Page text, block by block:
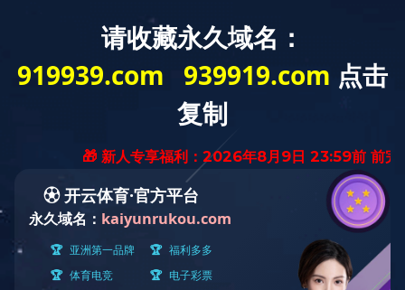
走进开云在线网站